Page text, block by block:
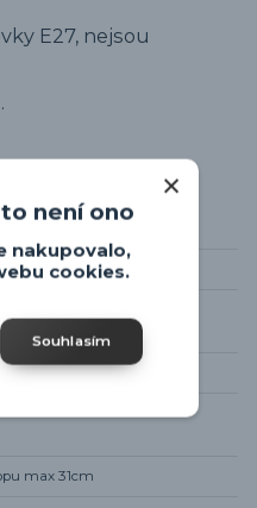
E27, nejsou
max 31cm
není ono
nakupovalo,
cookies.
Souhlasím